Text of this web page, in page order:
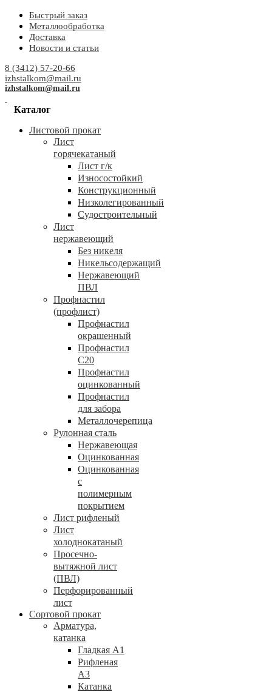
Быстрый заказ
Металлообработка
Доставка
Новости и статьи
8 (3412) 57-20-66
izhstalkom@mail.ru
izhstalkom@mail.ru
Каталог
Листовой прокат
Лист
горячекатаный
Лист г/к
Износостойкий
Конструкционный
Низколегированный
Судостроительный
Лист
нержавеющий
Без никеля
Никельсодержащий
Нержавеющий
ПВЛ
Профнастил
(профлист)
Профнастил
окрашенный
Профнастил
С20
Профнастил
оцинкованный
Профнастил
для забора
Металлочерепица
Рулонная сталь
Нержавеющая
Оцинкованная
Оцинкованная
с
полимерным
покрытием
Лист рифленый
Лист
холоднокатаный
Просечно-
вытяжной лист
(ПВЛ)
Перфорированный
лист
Сортовой прокат
Арматура,
катанка
Гладкая А1
Рифленая
А3
Катанка